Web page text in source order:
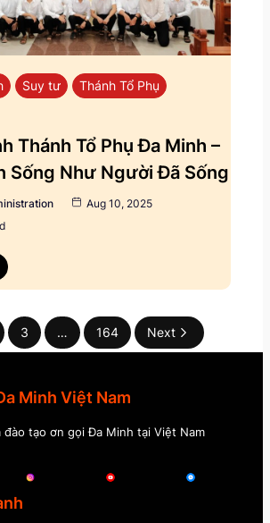
Suy tư
Thánh Tổ Phụ
Thánh Tổ Phụ Đa Minh –
Sống Như Người Đã Sống
Aug 10, 2025
3 … 164 Next
Minh Việt Nam
đào tạo ơn gọi Đa Minh tại Việt Nam